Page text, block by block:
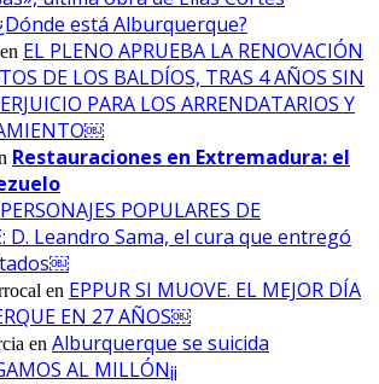
está Alburquerque?
en EL PLENO APRUEBA LA RENOVACIÓN
DE LOS BALDÍOS, TRAS 4 AÑOS SIN
PARA LOS ARRENDATARIOS Y
Restauraciones en Extremadura: el
PERSONAJES POPULARES DE
D. Leandro Sama, el cura que entregó
en EPPUR SI MUOVE. EL MEJOR DÍA
EN 27 AÑOS￼
en Alburquerque se suicida
AL MILLÓN¡¡